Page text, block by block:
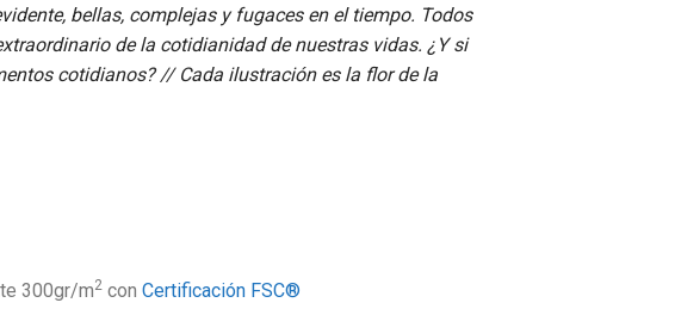
bellas, complejas y fugaces en el tiempo. Todos
de la cotidianidad de nuestras vidas. ¿Y si
cotidianos? // Cada ilustración es la flor de la
300gr/m2 con Certificación FSC®